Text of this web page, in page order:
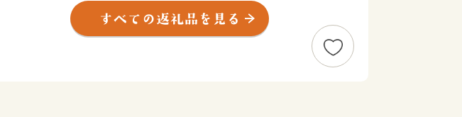
観光名所として「天空の城」や「日本のマチュピチュ」とも称され
る国史跡「竹田城跡（たけだじょうせき）」があり、雲海に包まれ